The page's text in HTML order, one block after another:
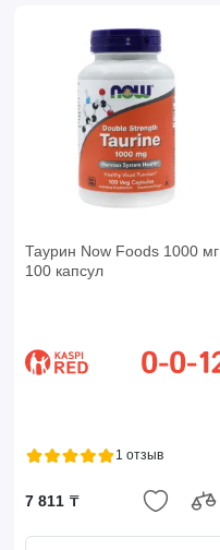
Таурин Now Foods 1000 мг
100 капсул
1 отзыв
7 811 ₸